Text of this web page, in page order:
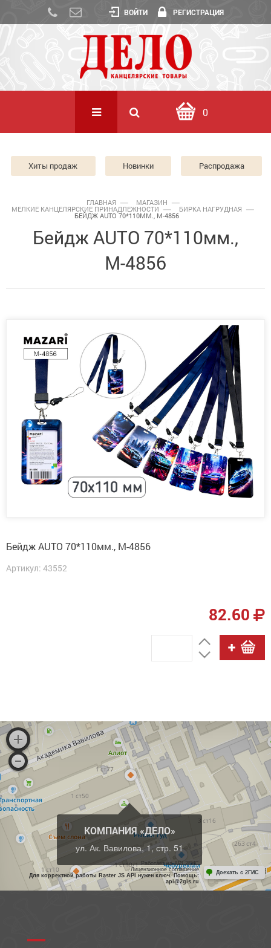
ВОЙТИ РЕГИСТРАЦИЯ
0
Хиты продаж Новинки Распродажа
ГЛАВНАЯ МАГАЗИН
МЕЛКИЕ КАНЦЕЛЯРСКИЕ ПРИНАДЛЕЖНОСТИ БИРКА НАГРУДНАЯ
БЕЙДЖ AUTO 70*110ММ., М-4856
Бейдж AUTO 70*110мм.,
М-4856
Бейдж AUTO 70*110мм., М-4856
Артикул: 43552
82.60
КОМПАНИЯ «ДЕЛО»
ул. Ак. Вавилова, 1, стр. 51
Работает на API 2ГИС
Лицензионное соглашение
Для корректной работы Raster JS API нужен ключ. Помощь:
api@2gis.ru
Доехать с 2ГИС